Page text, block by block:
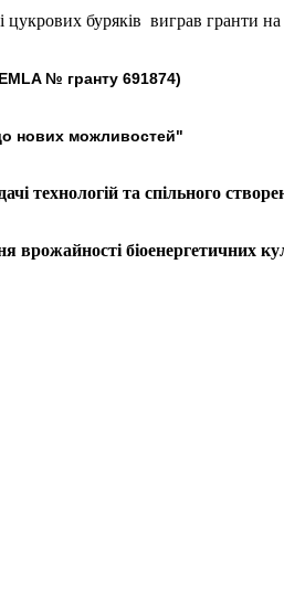
цукрових буряків виграв гранти
№ гранту 691874)
нових можливостей"
технологій та спільного
врожайності біоенергетичних